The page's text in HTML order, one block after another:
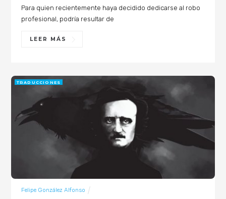
Para quien recientemente haya decidido dedicarse al robo
profesional, podría resultar de
LEER MÁS
Felipe González Alfonso
TRADUCCIONES